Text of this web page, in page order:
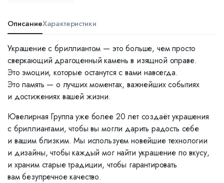
ОписаниеХарактеристики
Украшение с бриллиантом — это больше, чем просто
сверкающий драгоценный камень в изящной оправе.
Это эмоции, которые останутся с вами навсегда.
Это память — о лучших моментах, важнейших событиях
и достижениях вашей жизни.
Ювелирная Группа уже более 20 лет создаёт украшения
с бриллиантами, чтобы вы могли дарить радость себе
и вашим близким. Мы используем новейшие технологии
и дизайны, чтобы каждый мог найти украшение по вкусу,
и храним старые традиции, чтобы гарантировать
вам безупречное качество.